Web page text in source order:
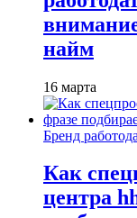
найм
16 марта
Бренд
Как
центра